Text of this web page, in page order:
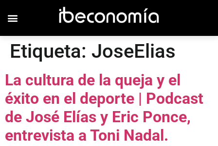
Etiqueta: JoseElias
La cultura de la queja y el
éxito en el deporte | Podcast
de José Elías y Eric Ponce,
entrevista a Toni Nadal.